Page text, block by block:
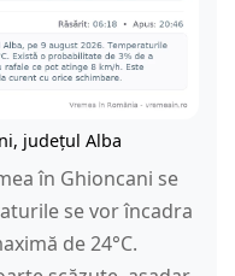
județul Alba
în Ghioncani se
se vor încadra
de 24°C.